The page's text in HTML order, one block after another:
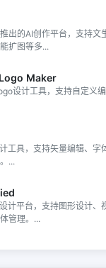
出的AI创作平台，支持文
扩图等多...
Maker
设计工具，支持自定义
工具，支持矢量编辑、字
...
计平台，支持图形设计、
管理。...